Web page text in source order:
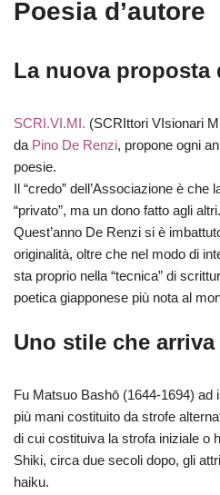
Poesia d’autore
La nuova proposta
SCRI.VI.MI. (SCRIttori VIsionari
da Pino De Renzi, propone ogni
poesie.
Il “credo” dell’Associazione è che
“privato”, ma un dono fatto agli altri.
Quest’anno De Renzi si è
originalità, oltre che nel modo di
sta proprio nella “tecnica” di
poetica giapponese più nota al
Uno stile che
Fu Matsuo Bashō (1644-1694) ad
più mani costituito da strofe
di cui costituiva la strofa iniziale o
Shiki, circa due secoli dopo, gli
haiku.